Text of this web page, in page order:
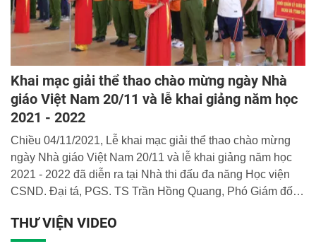
Khai mạc giải thể thao chào mừng ngày Nhà
giáo Việt Nam 20/11 và lễ khai giảng năm học
2021 - 2022
Chiều 04/11/2021, Lễ khai mạc giải thể thao chào mừng
ngày Nhà giáo Việt Nam 20/11 và lễ khai giảng năm học
2021 - 2022 đã diễn ra tại Nhà thi đấu đa năng Học viện
CSND. Đại tá, PGS. TS Trần Hồng Quang, Phó Giám đốc
THƯ VIỆN VIDEO